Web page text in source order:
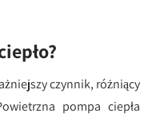
czynnik, różniący
pompa ciepła